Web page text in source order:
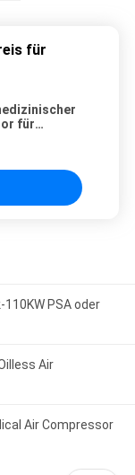
für
für
PSA oder
Air
Air Compressor